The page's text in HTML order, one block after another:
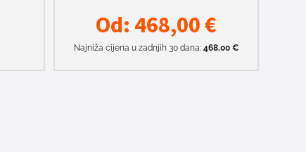
Od:468,00€
Najniža cijena u zadnjih 30 dana: 468,00 €